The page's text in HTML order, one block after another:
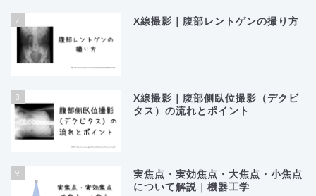
7 X線撮影｜腹部レントゲンの撮り方
8
X線撮影｜腹部側臥位撮影（デクビ
タス）の流れとポイント
9
実焦点・実効焦点・大焦点・小焦点
について解説｜機器工学